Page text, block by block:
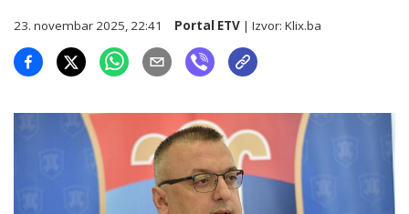
23. novembar 2025, 22:41 Portal ETV | Izvor:Klix.ba